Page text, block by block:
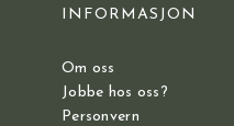
INFORMASJON
Om oss
Jobbe hos oss?
Personvern